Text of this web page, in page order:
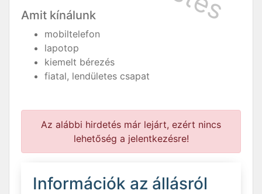
Amit kínálunk
mobiltelefon
lapotop
kiemelt bérezés
fiatal, lendületes csapat
Az alábbi hirdetés már lejárt, ezért nincs
lehetőség a jelentkezésre!
Információk az állásról